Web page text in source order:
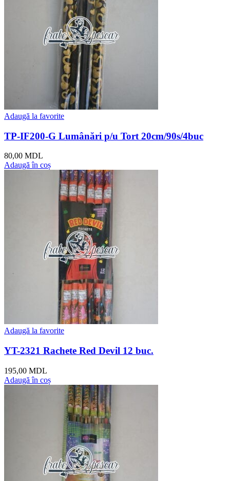
Adaugă la favorite
TP-IF200-G Lumânări p/u Tort 20cm/90s/4buc
80,00 MDL
Adaugă în coș
Adaugă la favorite
YT-2321 Rachete Red Devil 12 buc.
195,00 MDL
Adaugă în coș